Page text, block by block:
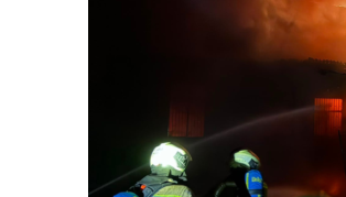
Consulter l'article
À Bruxelles, le blocus
des lieux insolites :
exceptionnel, il faut se